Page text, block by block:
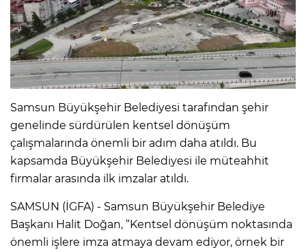
Samsun Büyükşehir Belediyesi tarafından şehir
genelinde sürdürülen kentsel dönüşüm
çalışmalarında önemli bir adım daha atıldı. Bu
kapsamda Büyükşehir Belediyesi ile müteahhit
firmalar arasında ilk imzalar atıldı.
SAMSUN (İGFA) - Samsun Büyükşehir Belediye
Başkanı Halit Doğan, “Kentsel dönüşüm noktasında
önemli işlere imza atmaya devam ediyor, örnek bir